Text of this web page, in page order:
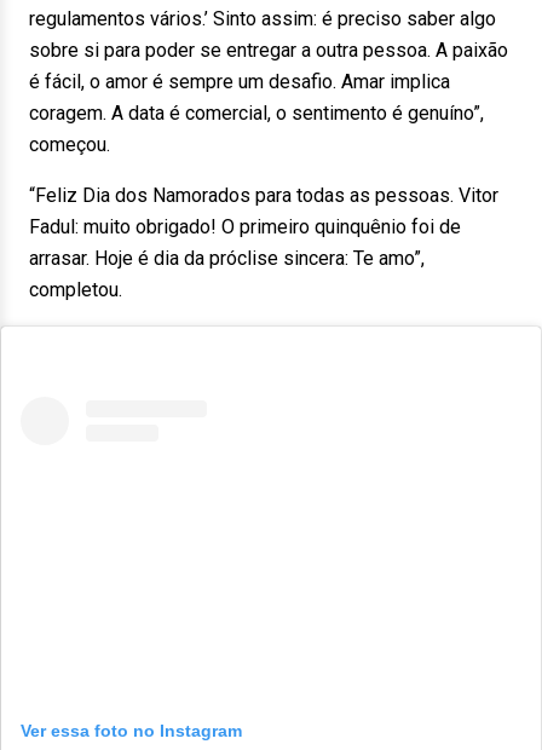
regulamentos vários.’ Sinto assim: é preciso saber algo
sobre si para poder se entregar a outra pessoa. A paixão
é fácil, o amor é sempre um desafio. Amar implica
coragem. A data é comercial, o sentimento é genuíno”,
começou.
“Feliz Dia dos Namorados para todas as pessoas. Vitor
Fadul: muito obrigado! O primeiro quinquênio foi de
arrasar. Hoje é dia da próclise sincera: Te amo”,
completou.
Ver essa foto no Instagram